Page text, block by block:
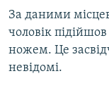
За даними
чоловік
ножем. Це
невідомі.